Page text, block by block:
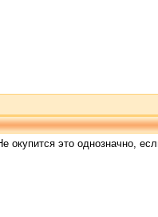
это однозначно,